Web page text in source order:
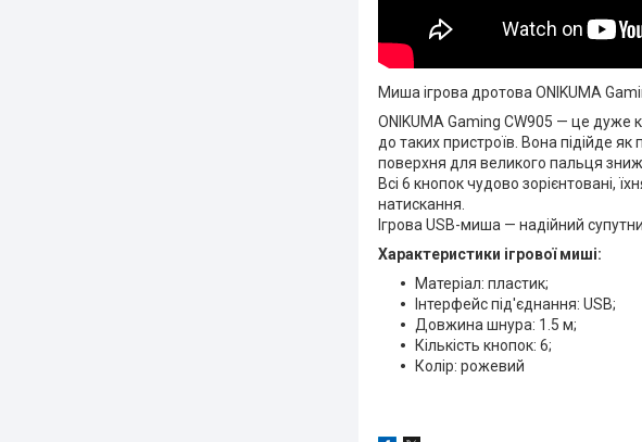
Миша ігрова дротова ONIKUMA
ONIKUMA Gaming CW905 — це дуже
до таких пристроїв. Вона підійде
поверхня для великого пальця
Всі 6 кнопок чудово зорієнтовані,
натискання.
Ігрова USB-миша — надійний
Характеристики ігрової миші:
Матеріал: пластик;
Інтерфейс під'єднання: USB;
Довжина шнура: 1.5 м;
Кількість кнопок: 6;
Колір: рожевий